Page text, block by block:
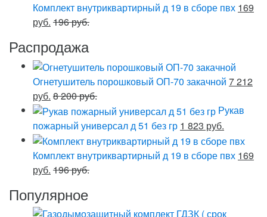
Комплект внутриквартирный д 19 в сборе пвх 169
руб. 196 руб.
Распродажа
Огнетушитель порошковый ОП-70 закачной 7 212
руб. 8 200 руб.
Рукав
пожарный универсал д 51 без гр 1 823 руб.
Комплект внутриквартирный д 19 в сборе пвх 169
руб. 196 руб.
Популярное